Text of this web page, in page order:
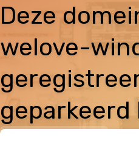
Deze
welove-
geparkeerd